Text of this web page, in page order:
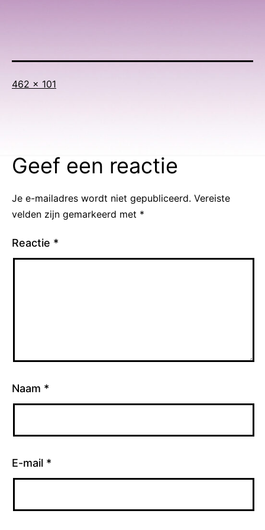
Volledige
462 × 101
Geef een reactie
Je e-mailadres wordt niet gepubliceerd. Vereiste
velden zijn gemarkeerd met *
Reactie *
Naam *
E-mail *